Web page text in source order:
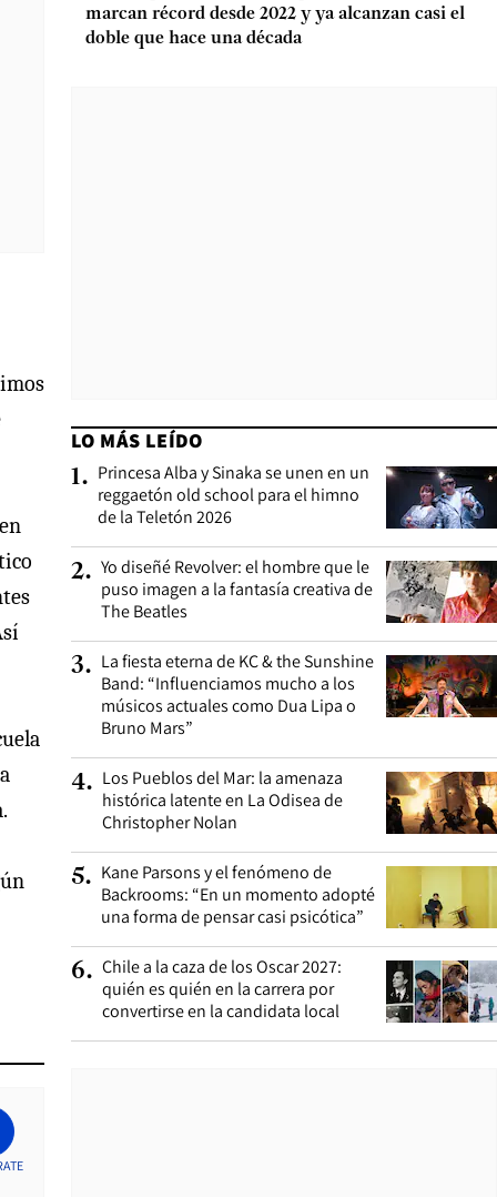
marcan récord desde 2022 y ya alcanzan casi el
doble que hace una década
LO MÁS LEÍDO
1. Princesa Alba y Sinaka se unen en un
reggaetón old school para el himno
de la Teletón 2026
2. Yo diseñé Revolver: el hombre que le
puso imagen a la fantasía creativa de
The Beatles
3. La fiesta eterna de KC & the Sunshine
Band: “Influenciamos mucho a los
músicos actuales como Dua Lipa o
Bruno Mars”
4. Los Pueblos del Mar: la amenaza
histórica latente en La Odisea de
Christopher Nolan
5. Kane Parsons y el fenómeno de
Backrooms: “En un momento adopté
una forma de pensar casi psicótica”
6. Chile a la caza de los Oscar 2027:
quién es quién en la carrera por
convertirse en la candidata local